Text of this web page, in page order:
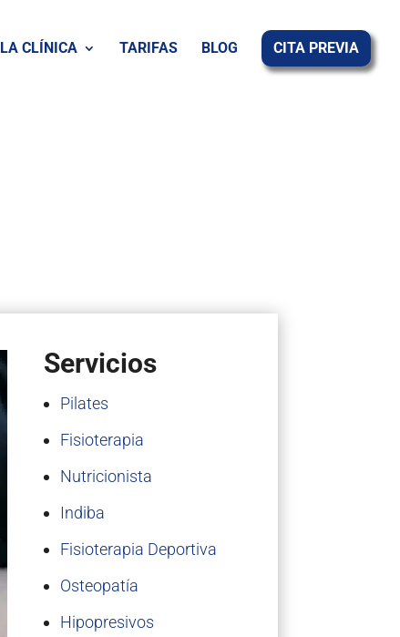
LA CLÍNICA TARIFAS BLOG CITA PREVIA
Servicios
Pilates
Fisioterapia
Nutricionista
Indiba
Fisioterapia Deportiva
Osteopatía
Hipopresivos